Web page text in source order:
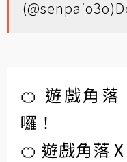
(@senpaio3o)
🍊 遊戲角落
囉！
🍊 遊戲角落